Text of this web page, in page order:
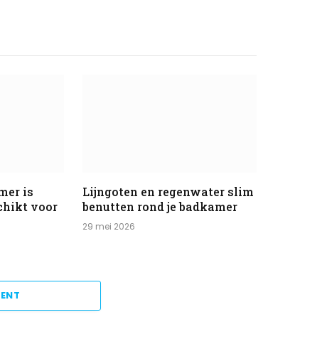
is
voor
Lijngoten en regenwater slim
benutten rond je badkamer
29 mei 2026